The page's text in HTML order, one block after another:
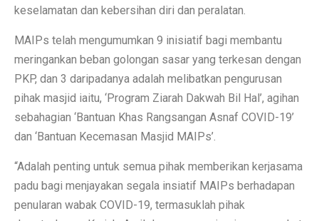
keselamatan dan kebersihan diri dan peralatan.
MAIPs telah mengumumkan 9 inisiatif bagi membantu
meringankan beban golongan sasar yang terkesan dengan
PKP, dan 3 daripadanya adalah melibatkan pengurusan
pihak masjid iaitu, ‘Program Ziarah Dakwah Bil Hal’, agihan
sebahagian ‘Bantuan Khas Rangsangan Asnaf COVID-19’
dan ‘Bantuan Kecemasan Masjid MAIPs’.
“Adalah penting untuk semua pihak memberikan kerjasama
padu bagi menjayakan segala insiatif MAIPs berhadapan
penularan wabak COVID-19, termasuklah pihak